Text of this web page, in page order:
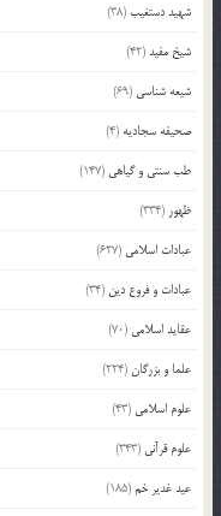
شهید دستغیب(38)
شیخ مفید(42)
شیعه شناسی (69)
صحیفه سجادیه (4)
طب سنتی و گیاهی (147)
ظهور (334)
عبادات اسلامی (627)
عبادات و فروع دین (34)
عقاید اسلامی (70)
علما و بزرگان(224)
علوم اسلامی (43)
علوم قرآنی (343)
عید غدیر خم(185)